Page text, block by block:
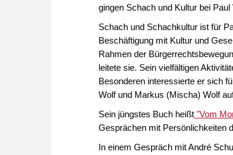
gingen Schach und Kultur bei
Schach und Schachkultur ist für
Beschäftigung mit Kultur und
Rahmen der
leitete sie. Sein vielfältigen
Besonderen interessierte er sich
Wolf und Markus (Mischa) Wolf
Sein jüngstes Buch heißt "Vom
Gesprächen mit Persönlichkeiten
In einem Gespräch mit André